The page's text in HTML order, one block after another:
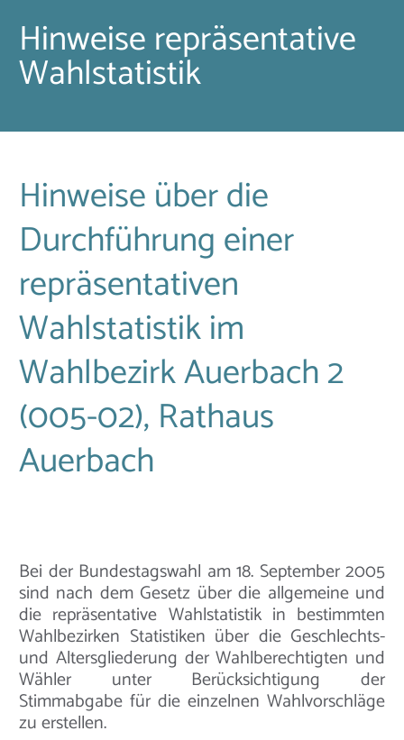
Hinweise repräsentative
Wahlstatistik
Hinweise über die
Durchführung einer
repräsentativen
Wahlstatistik im
Wahlbezirk Auerbach 2
(005-02), Rathaus
Auerbach
Bei der Bundestagswahl am 18. September 2005
sind nach dem Gesetz über die allgemeine und
die repräsentative Wahlstatistik in bestimmten
Wahlbezirken Statistiken über die Geschlechts-
und Altersgliederung der Wahlberechtigten und
Wähler unter Berücksichtigung der
Stimmabgabe für die einzelnen Wahlvorschläge
zu erstellen.